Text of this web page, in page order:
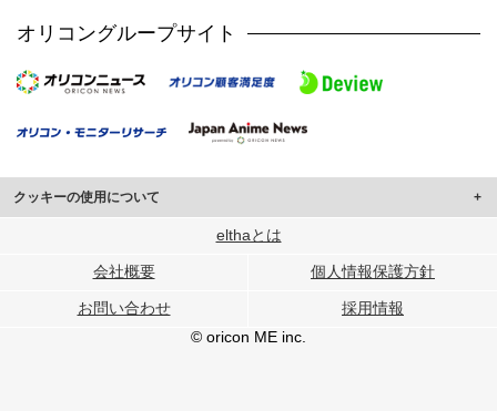
オリコングループサイト
クッキーの使用について
このサイトでは Cookie を使用して、ユーザーに合わせたコンテンツや広告の
行っています。
メディアや広告配信、データ解析の各パートナーに提供しています。
各パートナーは、この情報とユーザーが各パートナーに提供した他の情報や、
ユーザーが各パートナーのサービスを使用したときに収集した他の情報を組み
elthaとは
会社概要 個人情報保護方針
お問い合わせ
採用情報
© oricon ME inc.